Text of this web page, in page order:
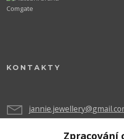
KONTAKTY
Zpracování